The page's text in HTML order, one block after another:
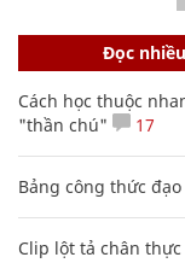
Đọc nhiều
Cách học thuộc
"thần chú"
17
Bảng công thức
Clip lột tả chân